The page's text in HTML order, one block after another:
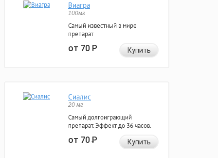
Виагра
100мг
Самый известный в мире
препарат
от 70Р Купить
Сиалис
20 мг
Самый долгоиграющий
препарат. Эффект до 36 часов.
от 70Р Купить